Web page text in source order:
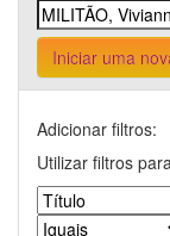
Iniciar uma
Adicionar filtros:
Utilizar filtros